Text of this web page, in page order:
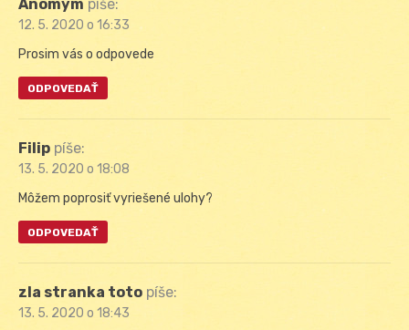
Anomym píše:
12. 5. 2020 o 16:33
Prosim vás o odpovede
ODPOVEDAŤ
Filip píše:
13. 5. 2020 o 18:08
Môžem poprosiť vyriešené ulohy?
ODPOVEDAŤ
zla stranka toto píše:
13. 5. 2020 o 18:43